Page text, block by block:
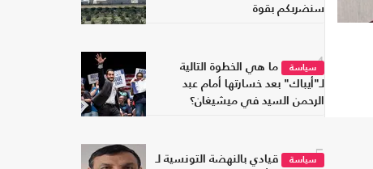
سنضربكم بقوة
4سياسة
ما هي الخطوة التالية
لـ"أيباك" بعد خسارتها أمام عبد
الرحمن السيد في ميشيغان؟
5سياسة
قيادي بالنهضة التونسية لـ